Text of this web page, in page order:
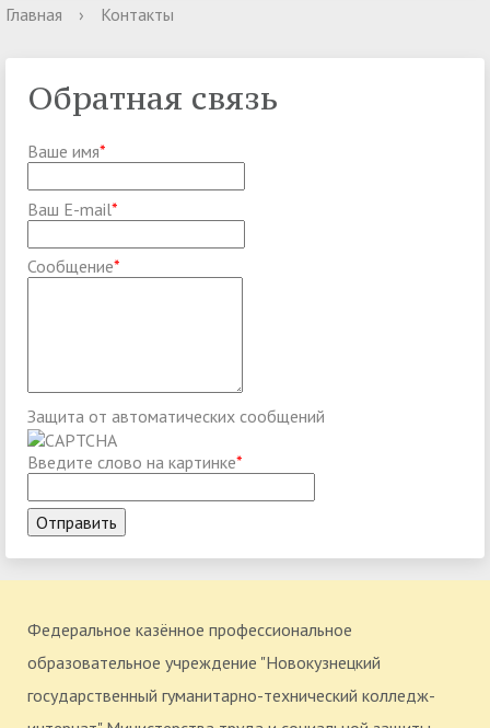
Главная › Контакты
Обратная связь
Ваше имя*
Ваш E-mail*
Сообщение*
Защита от автоматических сообщений
Введите слово на картинке*
Федеральное казённое профессиональное
образовательное учреждение "Новокузнецкий
государственный гуманитарно-технический колледж-